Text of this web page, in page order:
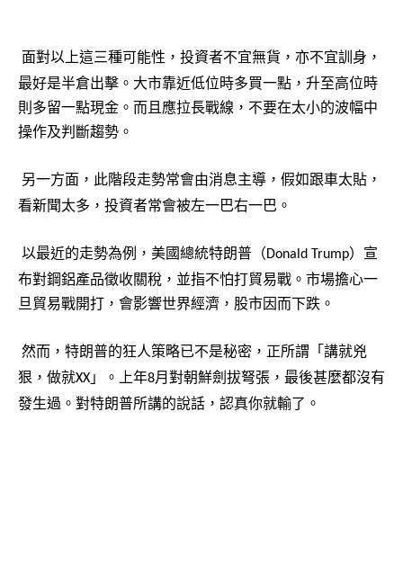
面對以上這三種可能性，投資者不宜無貨，亦不宜訓身，
最好是半倉出擊。大市靠近低位時多買一點，升至高位時
則多留一點現金。而且應拉長戰線，不要在太小的波幅中
操作及判斷趨勢。
另一方面，此階段走勢常會由消息主導，假如跟車太貼，
看新聞太多，投資者常會被左一巴右一巴。
以最近的走勢為例，美國總統特朗普（Donald Trump）宣
布對鋼鋁產品徵收關稅，並指不怕打貿易戰。市場擔心一
旦貿易戰開打，會影響世界經濟，股市因而下跌。
然而，特朗普的狂人策略已不是秘密，正所謂「講就兇
狠，做就XX 」。上年8月對朝鮮劍拔弩張，最後甚麼都沒有
發生過。對特朗普所講的說話，認真你就輸了。